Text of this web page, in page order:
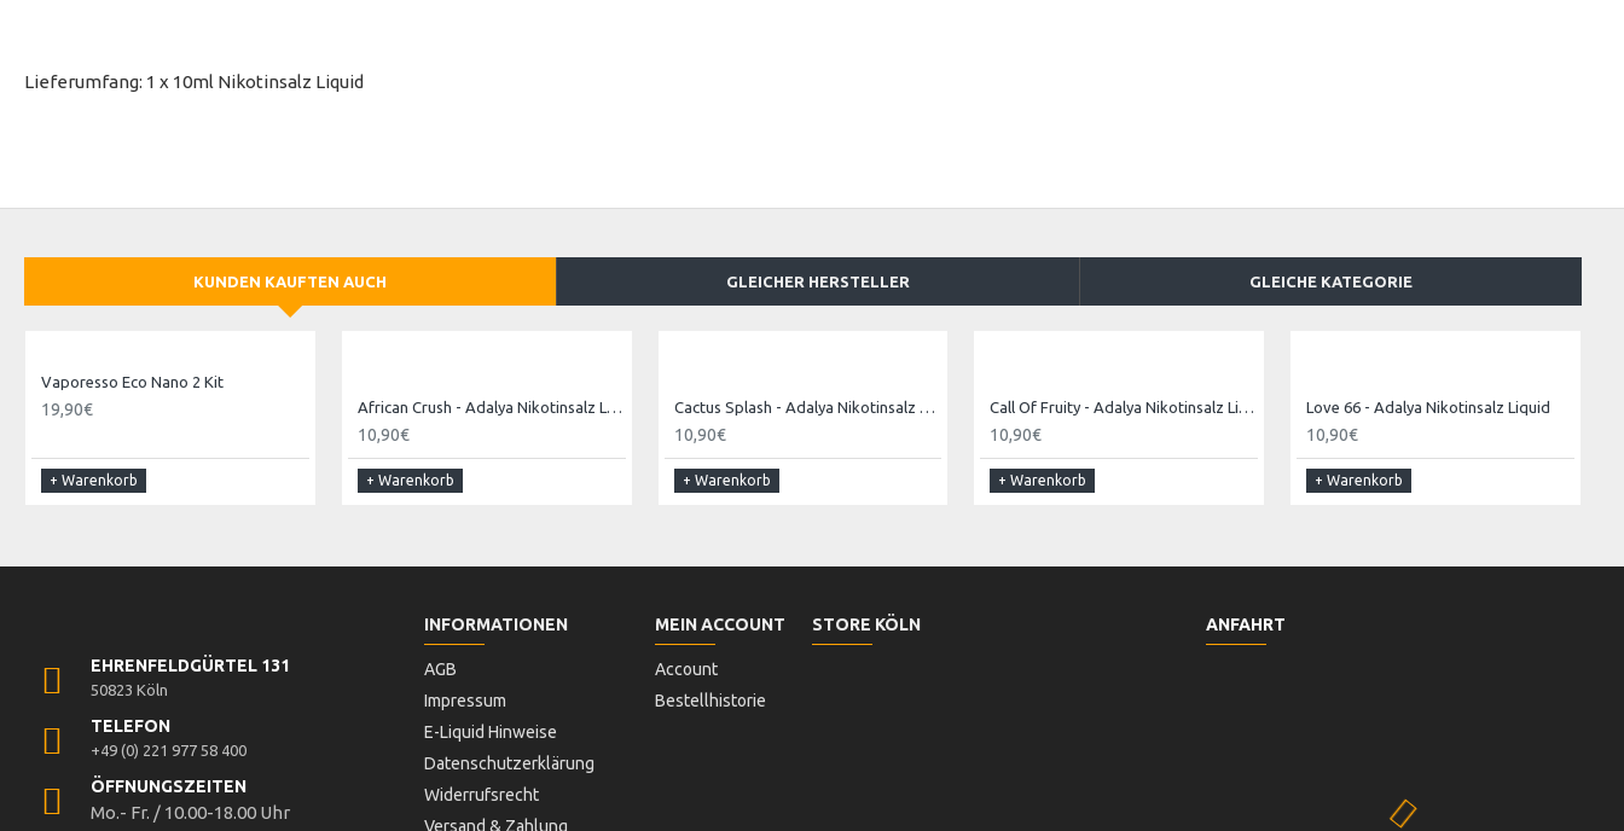
Lieferumfang: 1 x 10ml Nikotinsalz Liquid
KUNDEN KAUFTEN AUCH GLEICHER HERSTELLER GLEICHE KATEGORIE
Vaporesso Eco Nano 2 Kit
19,90€
+ Warenkorb
African Crush - Adalya Nikotinsalz Liquid
10,90€
+ Warenkorb
Cactus Splash - Adalya Nikotinsalz Liquid
10,90€
+ Warenkorb
Call Of Fruity - Adalya Nikotinsalz Liquid
10,90€
+ Warenkorb
Love 66 - Adalya Nikotinsalz Liquid
10,90€
+ Warenkorb
EHRENFELDGÜRTEL 131
50823 Köln
TELEFON
+49 (0) 221 977 58 400
ÖFFNUNGSZEITEN
Mo.- Fr. / 10.00-18.00 Uhr
INFORMATIONEN
AGB
Impressum
E-Liquid Hinweise
Datenschutzerklärung
Widerrufsrecht
Versand & Zahlung
MEIN ACCOUNT
Account
Bestellhistorie
STORE KÖLN ANFAHRT